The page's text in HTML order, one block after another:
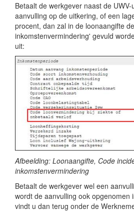
Betaalt de werkgever naast de
aanvulling op de uitkering, of een
procent, dan zal in de loonaangifte
inkomstenvermindering' gevuld
uit:
Afbeelding: Loonaangifte, Code
inkomstenvermindering
Betaalt de werkgever wel een
wordt de aanvulling ook opgenomen
vindt u dan terug onder de